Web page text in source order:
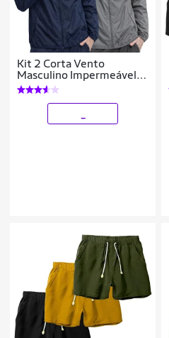
Kit 2 Corta Vento
Masculino Impermeável
Leve com Capuz Jaqueta
Esportiva